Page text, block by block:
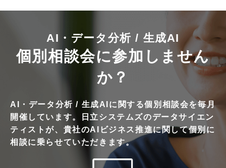
AI・データ分析 / 生成AI
個別相談会に参加しません
か？
AI・データ分析 / 生成AIに関する個別相談会を毎月
開催しています。日立システムズのデータサイエン
ティストが、貴社のAIビジネス推進に関して個別に
相談に乗らせていただきます。